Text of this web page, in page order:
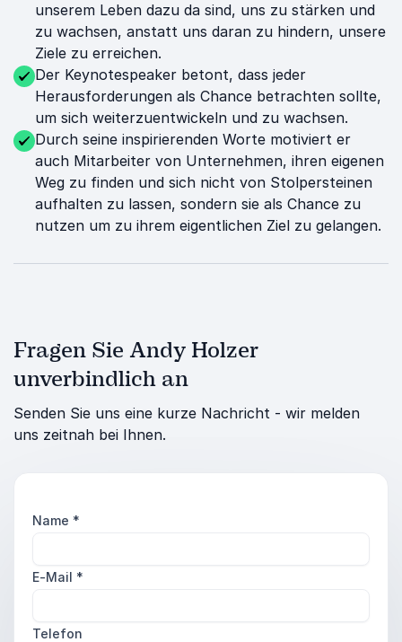
unserem Leben dazu da sind, uns zu stärken und
zu wachsen, anstatt uns daran zu hindern, unsere
Ziele zu erreichen.
Der Keynotespeaker betont, dass jeder
Herausforderungen als Chance betrachten sollte,
um sich weiterzuentwickeln und zu wachsen.
Durch seine inspirierenden Worte motiviert er
auch Mitarbeiter von Unternehmen, ihren eigenen
Weg zu finden und sich nicht von Stolpersteinen
aufhalten zu lassen, sondern sie als Chance zu
nutzen um zu ihrem eigentlichen Ziel zu gelangen.
Fragen Sie Andy Holzer
unverbindlich an
Senden Sie uns eine kurze Nachricht - wir melden
uns zeitnah bei Ihnen.
Name *
E-Mail *
Telefon